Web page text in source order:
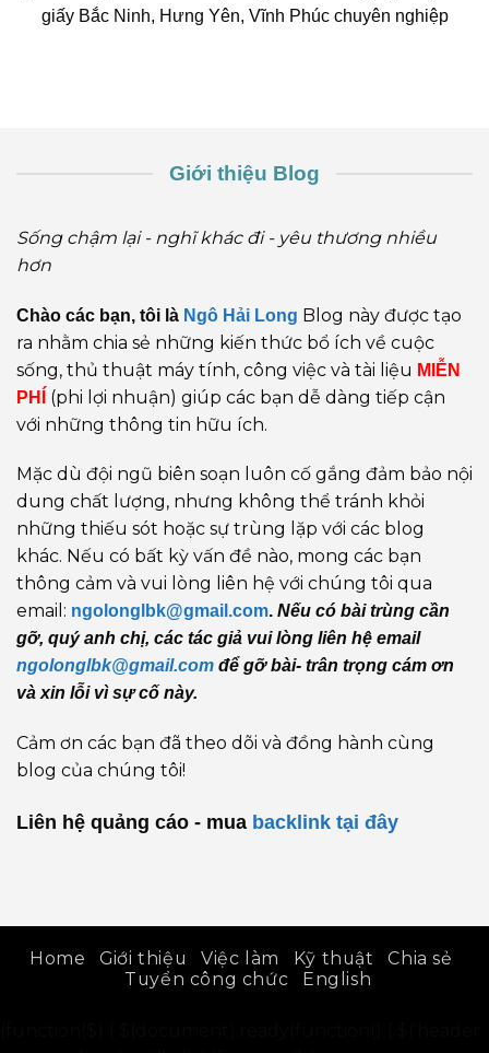
giấy Bắc Ninh, Hưng Yên, Vĩnh Phúc chuyên nghiệp
Giới thiệu Blog
Sống chậm lại - nghĩ khác đi - yêu thương nhiều
hơn
Chào các bạn, tôi là Ngô Hải Long Blog này được tạo
ra nhằm chia sẻ những kiến thức bổ ích về cuộc
sống, thủ thuật máy tính, công việc và tài liệu MIỄN
PHÍ
(phi lợi nhuận) giúp các bạn dễ dàng tiếp cận
với những thông tin hữu ích.
Mặc dù đội ngũ biên soạn luôn cố gắng đảm bảo nội
dung chất lượng, nhưng không thể tránh khỏi
những thiếu sót hoặc sự trùng lặp với các blog
khác. Nếu có bất kỳ vấn đề nào, mong các bạn
thông cảm và vui lòng liên hệ với chúng tôi qua
email: ngolonglbk@gmail.com. Nếu có bài trùng cần
gỡ, quý anh chị, các tác giả vui lòng liên hệ email
ngolonglbk@gmail.com để gỡ bài- trân trọng cám ơn
và xin lỗi vì sự cố này.
Cảm ơn các bạn đã theo dõi và đồng hành cùng
blog của chúng tôi!
Liên hệ quảng cáo - mua backlink tại đây
Home Giới thiệu Việc làm Kỹ thuật
Chia sẻ
Tuyển công chức
English